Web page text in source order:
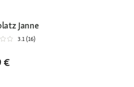
Janne
3.1 (16)
€